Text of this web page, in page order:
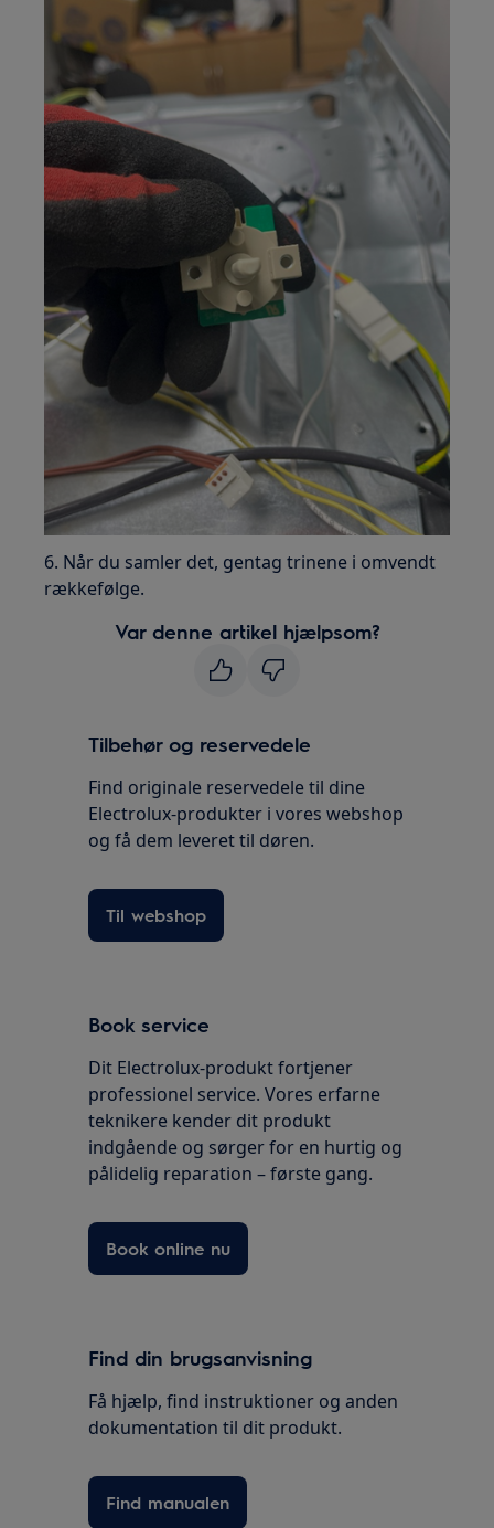
6. Når du samler det, gentag trinene i omvendt
rækkefølge.
Var denne artikel hjælpsom?
Tilbehør og reservedele
Find originale reservedele til dine
Electrolux-produkter i vores webshop
og få dem leveret til døren.
Til webshop
Book service
Dit Electrolux-produkt fortjener
professionel service. Vores erfarne
teknikere kender dit produkt
indgående og sørger for en hurtig og
pålidelig reparation – første gang.
Book online nu
Find din brugsanvisning
Få hjælp, find instruktioner og anden
dokumentation til dit produkt.
Find manualen